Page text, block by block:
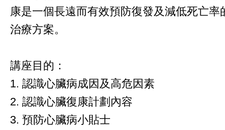
康是一個長遠而有效預防復發及減低死亡率
治療方案。
講座目的：
1. 認識心臟病成因及高危因素
2. 認識心臟復康計劃內容
3. 預防心臟病小貼士